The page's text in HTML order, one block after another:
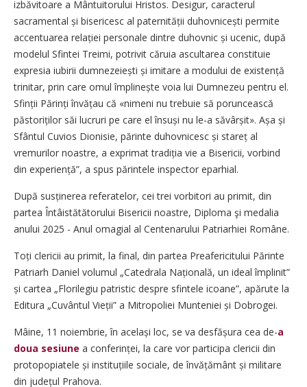
izbăvitoare a Mântuitorului Hristos. De­sigur, caracterul
sacramental și bisericesc al paternității duhovnicești permite
accentuarea relației personale dintre duhovnic și ucenic, după
modelul Sfintei Treimi, potrivit căruia ascultarea constituie
expresia iubirii dumnezeiești și imitare a modului de existență
trinitar, prin care omul împlinește voia lui Dumnezeu pentru el.
Sfinții Părinți învățau că «nimeni nu trebuie să poruncească
păstoriților săi lucruri pe care el însuși nu le-a săvârșit». Așa și
Sfântul Cuvios Dionisie, părinte duhovnicesc și stareț al
vremurilor noastre, a exprimat tradiția vie a Bisericii, vorbind
din experiență”, a spus părintele inspector eparhial.
După susținerea referatelor, cei trei vorbitori au primit, din
partea Întâistătătorului Bisericii noastre, Diploma şi medalia
anului 2025 - Anul omagial al Centenarului Patriarhiei Române.
Toți clericii au primit, la final, din partea Preafericitului Părinte
Patriarh Daniel volumul „Catedrala Națională, un ideal împlinit”
și cartea „Florilegiu patristic despre sfintele icoane”, apărute la
Editura „Cuvântul Vieții” a Mitropoliei Munteniei și Dobrogei.
Mâine, 11 noiembrie, în același loc, se va desfășura cea de-a
doua sesiune a conferinței, la care vor participa clericii din
protopopiatele și instituțiile sociale, de învățământ și militare
din județul Prahova.